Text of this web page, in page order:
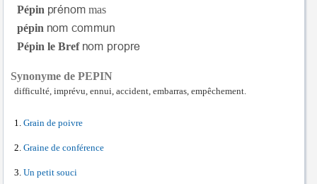
Pépin
mas
pépin
Pépin le Bref
Synonyme de PEPIN
difficulté, imprévu, ennui, accident, embarras, empêchement.
Grain de poivre
Graine de conférence
Un petit souci